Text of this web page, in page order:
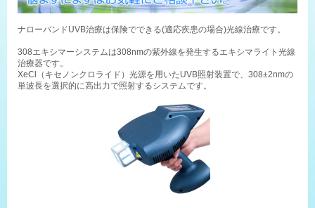
ナローバンドUVB治療は保険でできる(適応疾患の場合)光線治療です。
308エキシマーシステムは308nmの紫外線を発生するエキシマライト光線
治療器です。
XeCl（キセノンクロライド）光源を用いたUVB照射装置で、308±2nmの
単波長を選択的に高出力で照射するシステムです。